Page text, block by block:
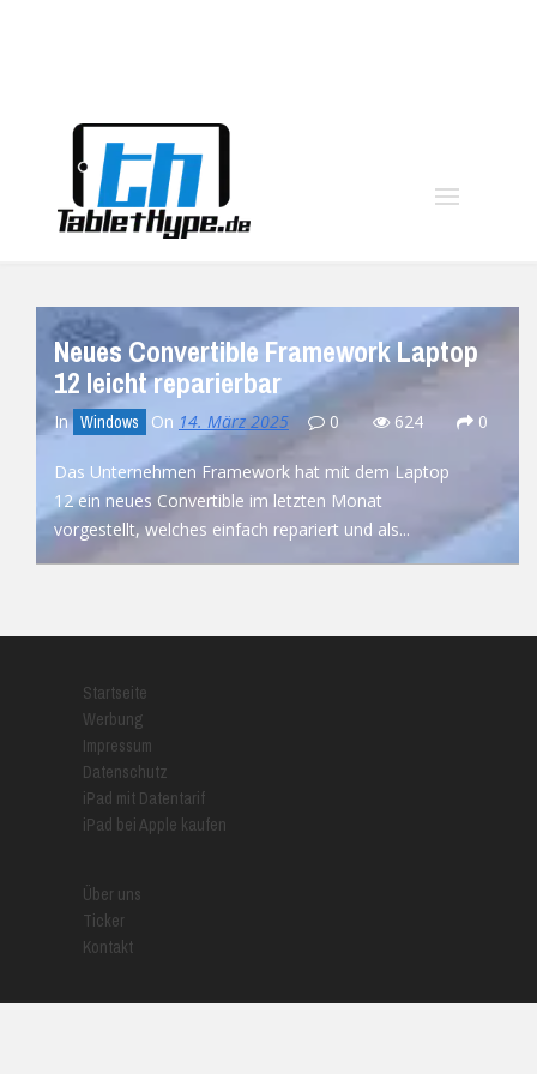
Neues Convertible Framework Laptop
12 leicht reparierbar
In Windows On 14. März 2025 0 624 0
Das Unternehmen Framework hat mit dem Laptop
12 ein neues Convertible im letzten Monat
vorgestellt, welches einfach repariert und als...
READ MORE
Startseite
Werbung
Impressum
Datenschutz
iPad mit Datentarif
iPad bei Apple kaufen
Über uns
Ticker
Kontakt